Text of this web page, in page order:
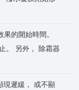
的開始時間。
。 另外， 除霜器
現遲緩， 或不顯